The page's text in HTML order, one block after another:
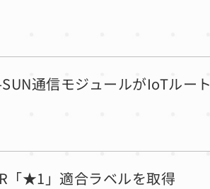
通信モジュールがIoTルート
「★1」適合ラベルを取得